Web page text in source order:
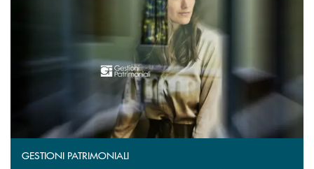
GESTIONI PATRIMONIALI